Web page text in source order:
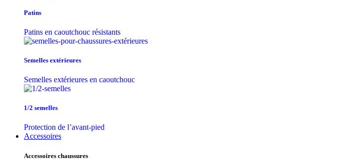
Patins
Patins en caoutchouc résistants
Semelles extérieures
Semelles extérieures en caoutchouc
1/2 semelles
Protection de l’avant-pied
Accessoires
Accessoires chaussures